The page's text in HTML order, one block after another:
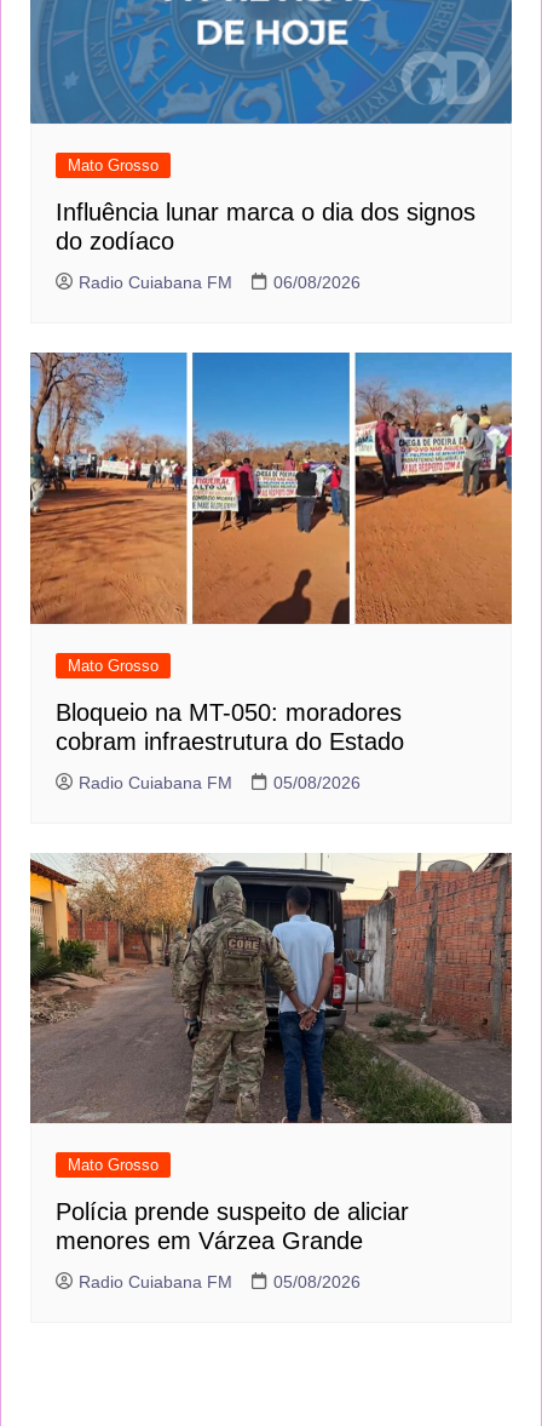
Mato Grosso
Influência lunar marca o dia dos signos
do zodíaco
Mato Grosso
Bloqueio na MT-050: moradores
cobram infraestrutura do Estado
Polícia prende suspeito de aliciar